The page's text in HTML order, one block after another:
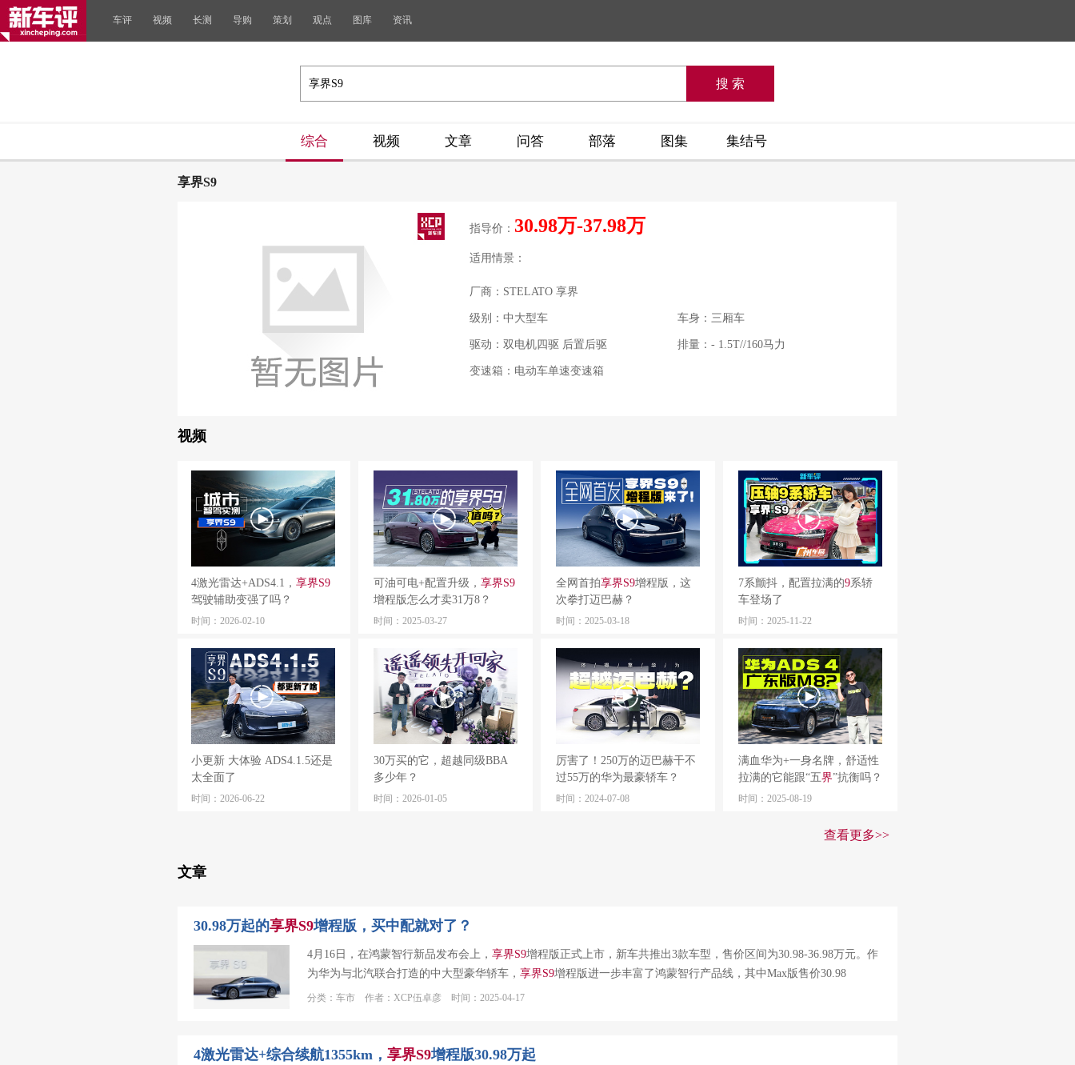
车评 视频 长测 导购 策划 观点 图库 资讯
综合 视频 文章 问答 部落 图集 集结号
享界S9
指导价： 30.98万-37.98万
适用情景：
厂商：STELATO 享界
级别：中大型车 车身：三厢车
驱动：双电机四驱 后置后驱 排量：- 1.5T//160马力
变速箱：电动车单速变速箱
视频
4激光雷达+ADS4.1， 享界S9
驾驶辅助变强了吗？
时间：2026-02-10
可油可电+配置升级， 享界S9
增程版怎么才卖31万8？
时间：2025-03-27
全网首拍享界S9增程版，这
次拳打迈巴赫？
时间：2025-03-18
7系颤抖，配置拉满的9系轿
车登场了
时间：2025-11-22
小更新 大体验 ADS4.1.5还是
太全面了
时间：2026-06-22
30万买的它，超越同级BBA
多少年？
时间：2026-01-05
厉害了！250万的迈巴赫干不
过55万的华为最豪轿车？
时间：2024-07-08
满血华为+一身名牌，舒适性
拉满的它能跟“五界”抗衡吗？
时间：2025-08-19
查看更多>>
文章
30.98万起的享界S9增程版，买中配就对了？
4月16日，在鸿蒙智行新品发布会上， 享界S9增程版正式上市，新车共推出3款车型，售价区间为30.98-36.98万元。作
为华为与北汽联合打造的中大型豪华轿车， 享界S9增程版进一步丰富了鸿蒙智行产品线，其中Max版售价30.98
分类：车市 作者：XCP伍卓彦 时间：2025-04-17
4激光雷达+综合续航1355km， 享界S9增程版30.98万起